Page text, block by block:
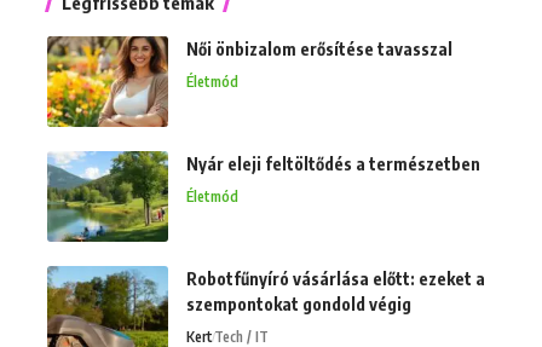
Női önbizalom erősítése tavasszal
Életmód
Nyár eleji feltöltődés a természetben
Életmód
Robotfűnyíró vásárlása előtt: ezeket a
szempontokat gondold végig
KertTech / IT